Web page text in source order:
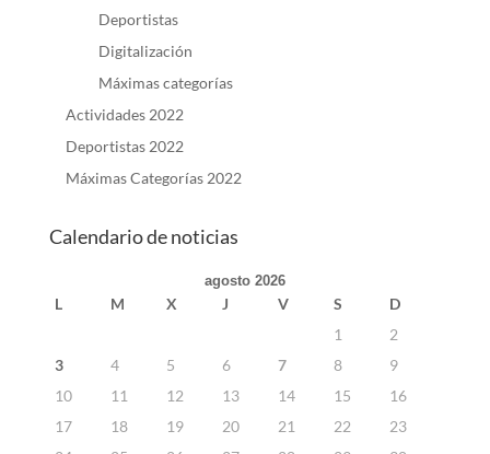
Deportistas
Digitalización
Máximas categorías
Actividades 2022
Deportistas 2022
Máximas Categorías 2022
Calendario de noticias
agosto 2026
L M X J V S
D
1
2
3
4 5 6 7 8
9
10
11 12 13 14 15
16
17
18 19 20 21 22
23